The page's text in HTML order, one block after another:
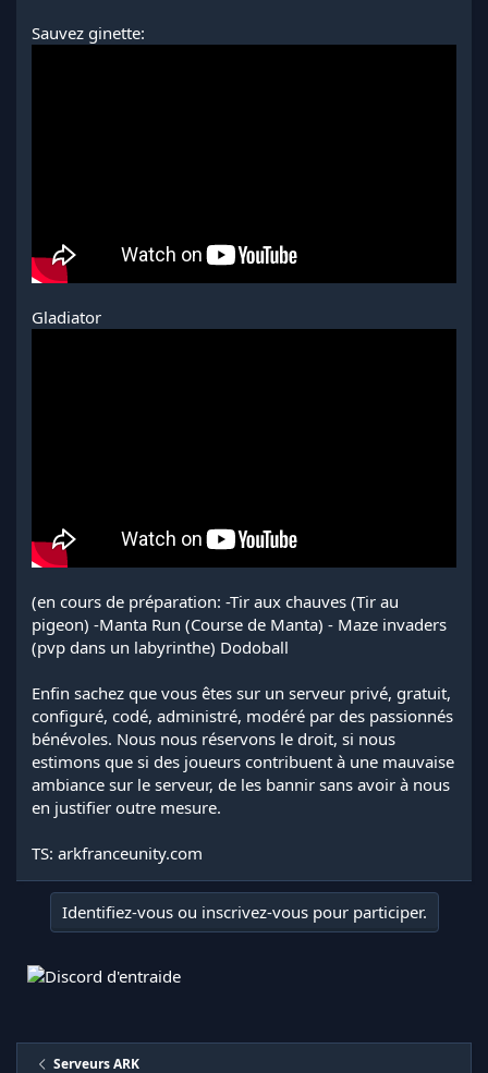
Sauvez ginette:
Gladiator
(en cours de préparation: -Tir aux chauves (Tir au
pigeon) -Manta Run (Course de Manta) - Maze invaders
(pvp dans un labyrinthe) Dodoball
Enfin sachez que vous êtes sur un serveur privé, gratuit,
configuré, codé, administré, modéré par des passionnés
bénévoles. Nous nous réservons le droit, si nous
estimons que si des joueurs contribuent à une mauvaise
ambiance sur le serveur, de les bannir sans avoir à nous
en justifier outre mesure.
TS: arkfranceunity.com
Identifiez-vous ou inscrivez-vous pour participer.
Serveurs ARK